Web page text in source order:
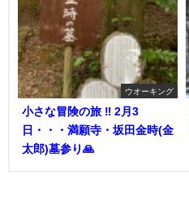
ウオーキング
小さな冒険の旅 ‼︎ 2月3
日・・・満願寺・坂田金時(金
太郎)墓参り🙏